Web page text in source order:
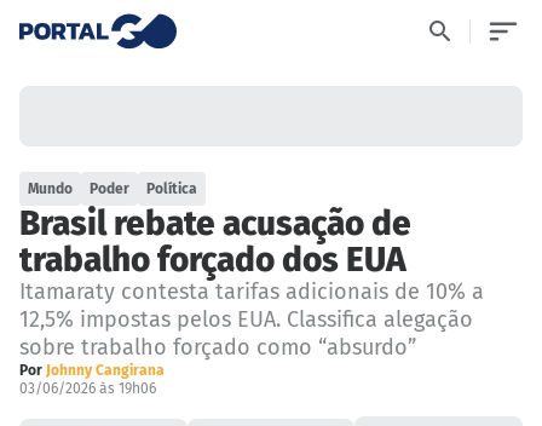
Mundo Poder Política
Brasil rebate acusação de
trabalho forçado dos EUA
Itamaraty contesta tarifas adicionais de 10% a
12,5% impostas pelos EUA. Classifica alegação
sobre trabalho forçado como “absurdo”
Por Johnny Cangirana
03/06/2026 às 19h06